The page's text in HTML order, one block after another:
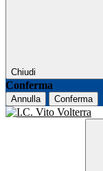
Chiudi
Conferma
Annulla Conferma